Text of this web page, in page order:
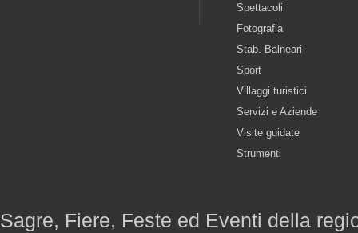
Spettacoli
Fotografia
Stab. Balneari
Sport
Villaggi turistici
Servizi e Aziende
Visite guidate
Strumenti
Sagre, Fiere, Feste ed Eventi della